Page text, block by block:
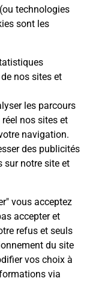
technologies
sont les
nos sites et
les parcours
nos sites et
navigation.
des publicités
sur notre site et
vous acceptez
accepter et
refus et seuls
du site
vos choix à
via
: AMBOISE
La Poste.
posées
?